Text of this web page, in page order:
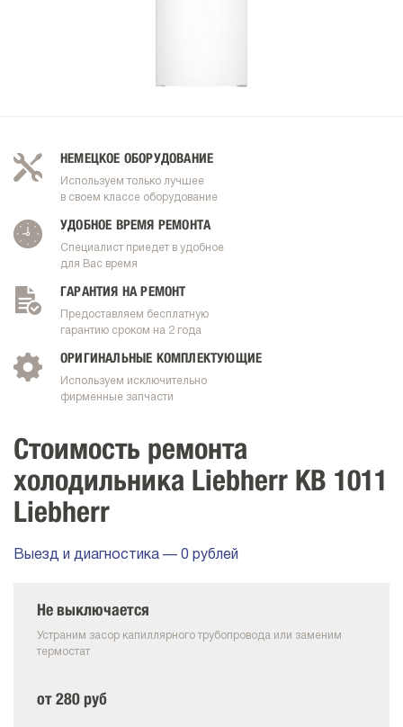
НЕМЕЦКОЕ ОБОРУДОВАНИЕ
Используем только лучшее
в своем классе оборудование
УДОБНОЕ ВРЕМЯ РЕМОНТА
Специалист приедет в удобное
для Вас время
ГАРАНТИЯ НА РЕМОНТ
Предоставляем бесплатную
гарантию сроком на 2 года
ОРИГИНАЛЬНЫЕ КОМПЛЕКТУЮЩИЕ
Используем исключительно
фирменные запчасти
Стоимость ремонта
холодильника Liebherr KB 1011
Liebherr
Выезд и диагностика — 0 рублей
Не выключается
Устраним засор капиллярного трубопровода или заменим
термостат
от 280 руб